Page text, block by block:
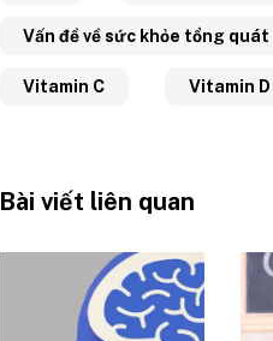
Vấn đề về sức khỏe tổng quát
Vitamin C Vitamin D
Bài viết liên quan